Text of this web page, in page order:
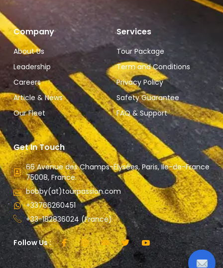
Company
About Us
Leadership
Careers
Article & News
Our Fleet
Services
Tour Package
Term and Conditions
Privacy Policy
Safety Guarantee
FAQ & Support
Get In Touch
66 Avenue des Champs-Élysées, Paris, Ile-de-France
75008, France.
bobby(at)tourpassion.com
+33766260451
+33-182836024 (France)
Follow Us :